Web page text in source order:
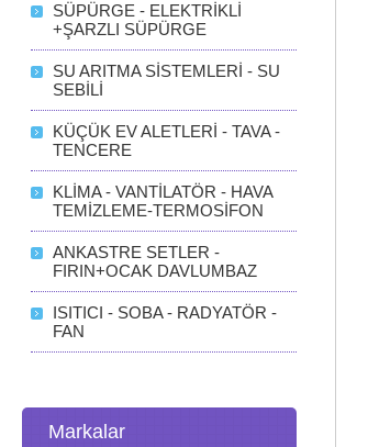
SÜPÜRGE - ELEKTRİKLİ
+ŞARZLI SÜPÜRGE
SU ARITMA SİSTEMLERİ - SU
SEBİLİ
KÜÇÜK EV ALETLERİ - TAVA -
TENCERE
KLİMA - VANTİLATÖR - HAVA
TEMİZLEME-TERMOSİFON
ANKASTRE SETLER -
FIRIN+OCAK DAVLUMBAZ
ISITICI - SOBA - RADYATÖR -
FAN
Markalar